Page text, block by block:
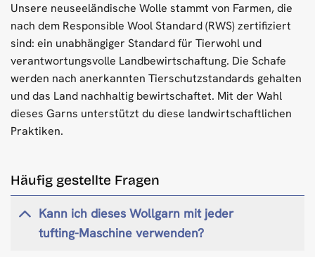
Unsere neuseeländische Wolle stammt von Farmen, die
nach dem Responsible Wool Standard (RWS) zertifiziert
sind: ein unabhängiger Standard für Tierwohl und
verantwortungsvolle Landbewirtschaftung. Die Schafe
werden nach anerkannten Tierschutzstandards gehalten
und das Land nachhaltig bewirtschaftet. Mit der Wahl
dieses Garns unterstützt du diese landwirtschaftlichen
Praktiken.
Häufig gestellte Fragen
Kann ich dieses Wollgarn mit jeder
tufting-Maschine verwenden?